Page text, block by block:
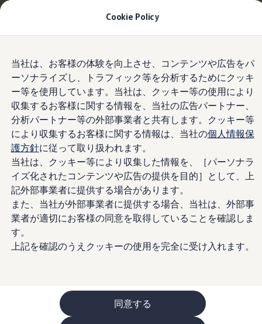
Cookie Policy
当社は、お客様の体験を向上させ、コンテンツや広告をパ
ーソナライズし、トラフィック等を分析するためにクッキ
ー等を使用しています。当社は、クッキー等の使用により
収集するお客様に関する情報を、当社の広告パートナー、
分析パートナー等の外部事業者と共有します。クッキー等
により収集するお客様に関する情報は、当社の個人情報保
護方針に従って取り扱われます。
当社は、クッキー等により収集した情報を、［パーソナラ
イズ化されたコンテンツや広告の提供を目的］として、上
記外部事業者に提供する場合があります。
また、当社が外部事業者に提供する場合、当社は、外部事
業者が適切にお客様の同意を取得していることを確認しま
す。
上記を確認のうえクッキーの使用を完全に受け入れます。
同意する
main
content
to
footer
Golf Variantへのお乗り換えを10万円補助＋適用金
利1.99% 月々15,500円〜｜9月30日(水)まで
今すぐチェック
モデル＆見積りシミュレーション
デジタルカタログ
セーフティ マイスター
デジタルカタログ
ID. Buzz
T-Cross
Tiguan
Golf
Golf GTI
Golf R
Golf Variant
Golf R Variant
Passat
ID.4
Polo
Polo GTI
T-Roc
T-Roc R
レビュー動画
ブランドストーリー
購入検討中の方へ
ヘッドアップディスプレイ
ヘッドアップディスプ
レイ